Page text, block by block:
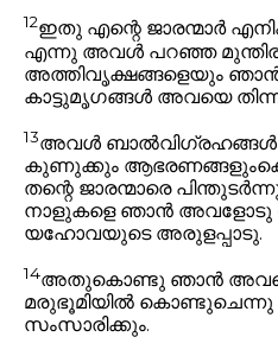
12ഇതു എന്റെ ജാരന്മാർ
എന്നു അവൾ പറഞ്ഞ
അത്തിവൃക്ഷങ്ങളെയും ഞാൻ
കാട്ടുമൃഗങ്ങൾ അവയെ
13അവൾ
കുണുക്കും
തന്റെ ജാരന്മാരെ
നാളുകളെ ഞാൻ അവളോടു
യഹോവയുടെ അരുളപ്പാടു.
14അതുകൊണ്ടു ഞാൻ അവളെ
മരുഭൂമിയിൽ
സംസാരിക്കും.